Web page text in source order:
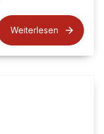
Weiterlesen